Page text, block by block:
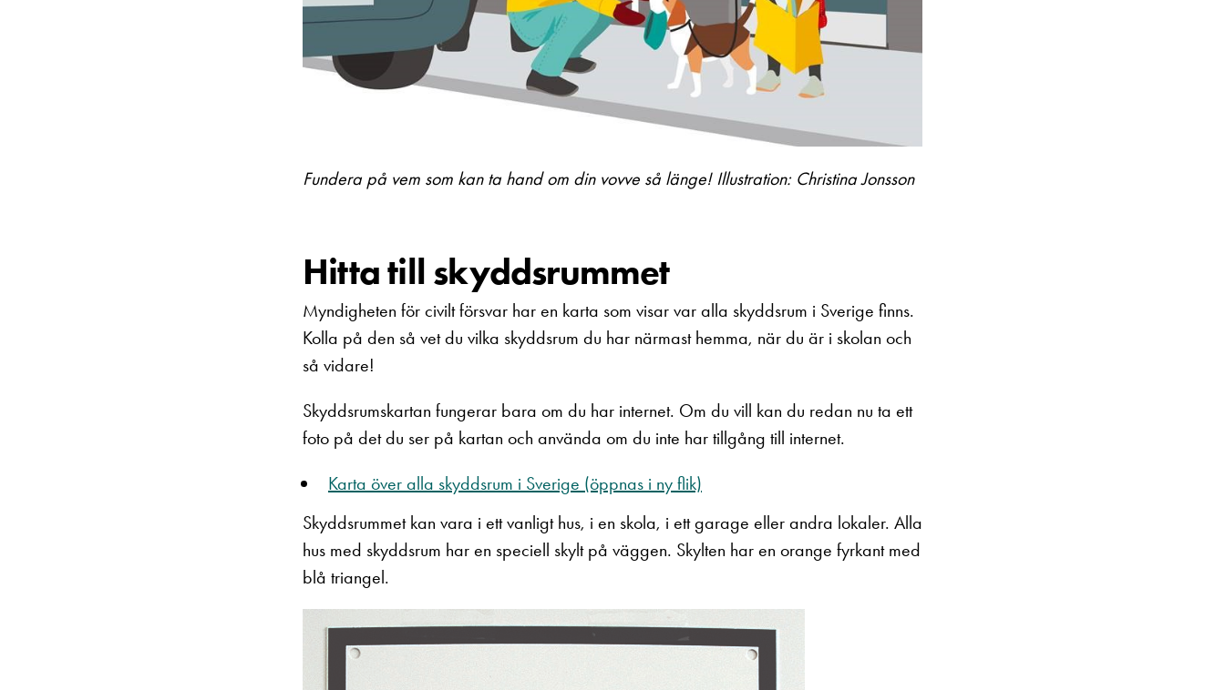
Fundera på vem som kan ta hand om din vovve så länge! Illustration: Christina Jonsson
Hitta till skyddsrummet
Myndigheten för civilt försvar har en karta som visar var alla skyddsrum i Sverige finns.
Kolla på den så vet du vilka skyddsrum du har närmast hemma, när du är i skolan och
så vidare!
Skyddsrumskartan fungerar bara om du har internet. Om du vill kan du redan nu ta ett
foto på det du ser på kartan och använda om du inte har tillgång till internet.
Karta över alla skyddsrum i Sverige (öppnas i ny flik)
Skyddsrummet kan vara i ett vanligt hus, i en skola, i ett garage eller andra lokaler. Alla
hus med skyddsrum har en speciell skylt på väggen. Skylten har en orange fyrkant med
blå triangel.